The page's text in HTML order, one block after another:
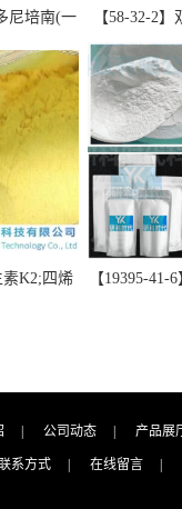
尼培南(一
研科时代
科”学创
；支持定
等技术
【58-32-2
丁-精品科研
代科技-“研”
新！支持三
制；检测图
素K2;四烯
联系-王菲
【19395-41-
持三方验证
公司动态 产品展
系方式 在线留言